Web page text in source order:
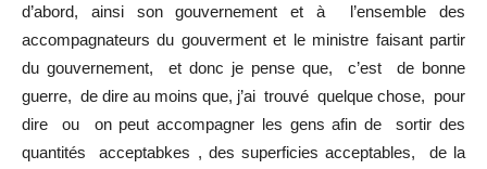
d’abord, ainsi son gouvernement et à l’ensemble des
accompagnateurs du gouverment et le ministre faisant partir
du gouvernement, et donc je pense que, c’est de bonne
guerre, de dire au moins que, j’ai trouvé quelque chose, pour
dire ou on peut accompagner les gens afin de sortir des
quantités acceptabkes , des superficies acceptables, de la